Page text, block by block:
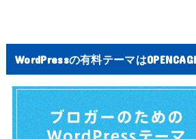
WordPressの有料テーマは